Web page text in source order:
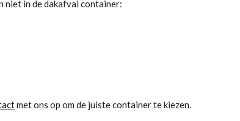
niet in de dakafval container:
met ons op om de juiste container te kiezen.